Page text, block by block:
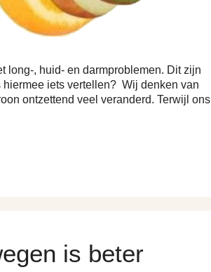
long-, huid- en darmproblemen. Dit zijn
iets vertellen? Wij denken van
ontzettend veel veranderd. Terwijl ons
is beter